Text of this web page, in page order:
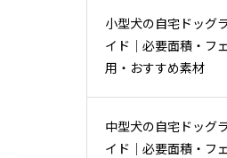
小型犬の自宅ドッグ
イド｜必要面積・フ
用・おすすめ素材
中型犬の自宅ドッグ
イド｜必要面積・フ